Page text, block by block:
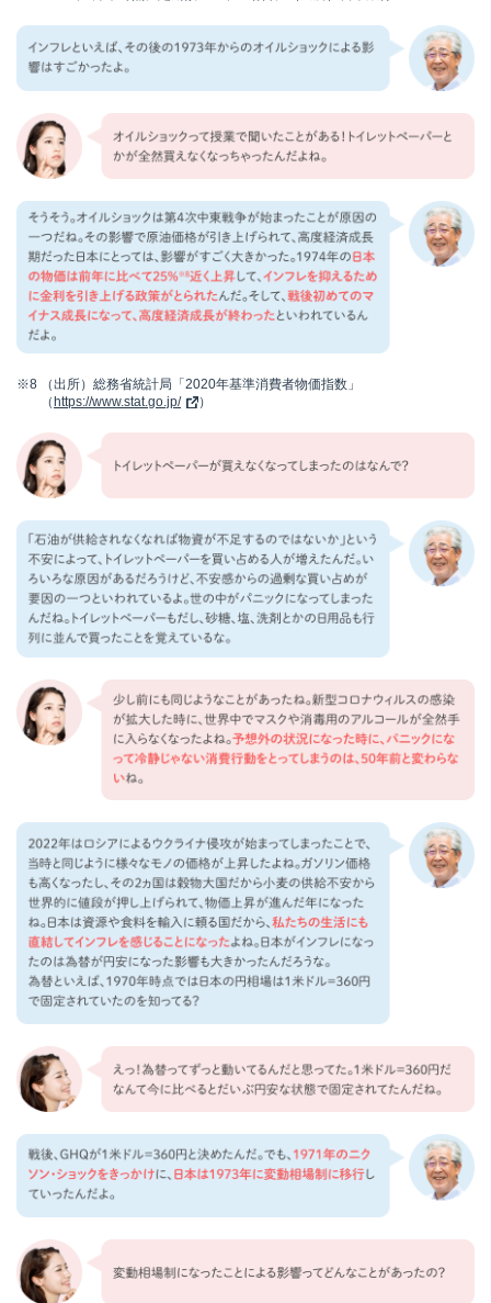
※8
（出所）総務省統計局「2020年基準消費者物価指数」
（ https://www.stat.go.jp/ ）